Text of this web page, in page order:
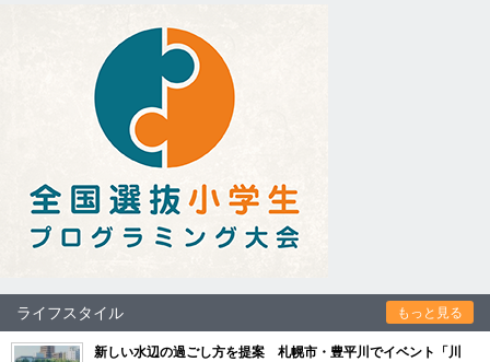
ライフスタイル もっと見る
新しい水辺の過ごし方を提案 札幌市・豊平川でイベント「川